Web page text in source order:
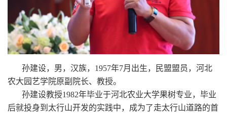
孙建设，男，汉族，1957年7月出生，民盟盟员，河北
农大园艺学院原副院长、教授。
孙建设教授1982年毕业于河北农业大学果树专业，毕业
后就投身到太行山开发的实践中，成为了走太行山道路的首